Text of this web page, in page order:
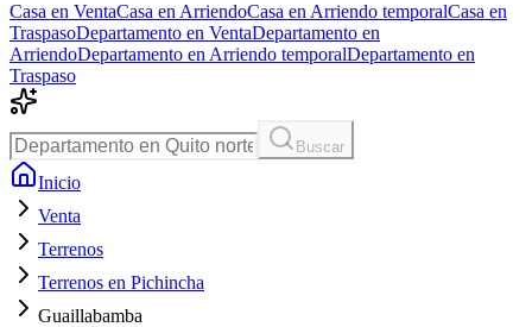
Casa en VentaCasa en ArriendoCasa en Arriendo temporalCasa en
TraspasoDepartamento en VentaDepartamento en
ArriendoDepartamento en Arriendo temporalDepartamento en
Traspaso
Buscar
Inicio
Venta
Terrenos
Terrenos en Pichincha
Guaillabamba